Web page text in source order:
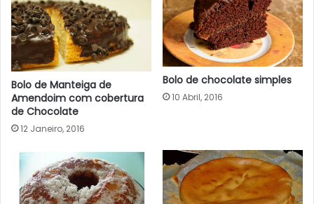
Bolo de Manteiga de
Amendoim com cobertura
de Chocolate
12 Janeiro, 2016
Bolo de chocolate simples
10 Abril, 2016